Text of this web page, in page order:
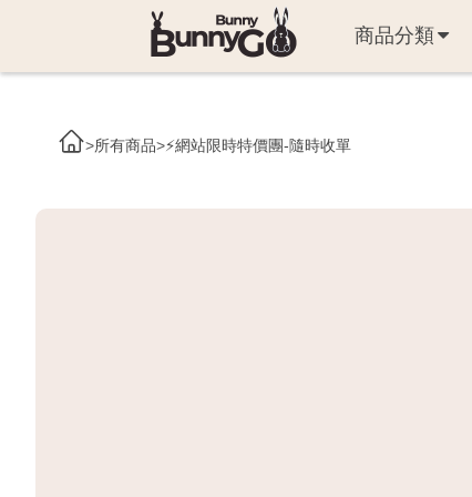
商品分類
>所有商品>⚡網站限時特價團-隨時收單